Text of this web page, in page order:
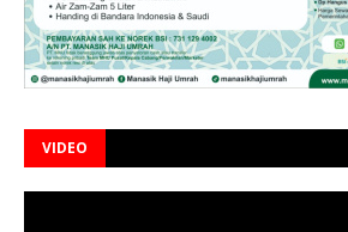
VIDEO